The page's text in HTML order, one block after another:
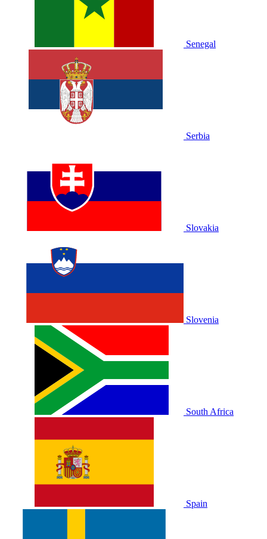
Senegal
Serbia
Slovakia
Slovenia
South Africa
Spain